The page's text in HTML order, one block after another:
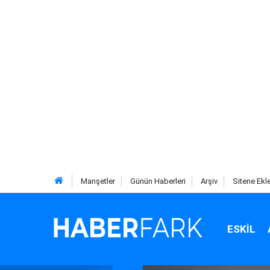
Manşetler Günün Haberleri Arşiv Sitene
ESKIL